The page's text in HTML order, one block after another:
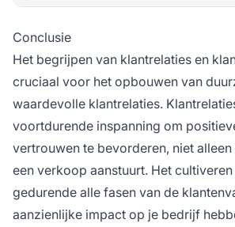
Conclusie
Het begrijpen van klantrelaties en
cruciaal voor het opbouwen van
waardevolle klantrelaties.
voortdurende inspanning om
vertrouwen te bevorderen, niet
een verkoop aanstuurt. Het
gedurende alle fasen van de
aanzienlijke impact op je bedrijf